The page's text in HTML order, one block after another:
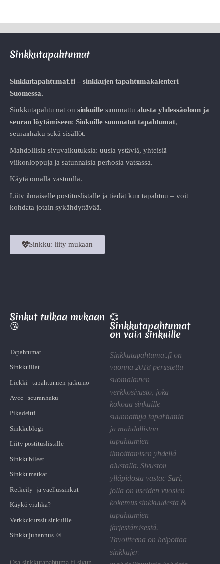
Sinkkutapahtumat
Sinkkutapahtumat.fi – sinkkujen tapahtumakalenteri
Suomessa.
Sinkkutapahtumat on sinkuille suunnattu alusta yhdessäoloon ja
seuran löytämiseen: Sinkuille suunnatut tapahtumat,
seuranhaku sekä sisällöt.
Mahdollisia sivuvaikutuksia: uusia ystäviä, yhteisiä
viikonloppuja ja satunnaisia perhosia vatsassa.
Käytä omalla vastuulla.
Liity ilmaiselle postituslistalle ja tiedät kun tapahtuu – voit
kohdata jotain sykähdyttävää.
Sinkku: liity mukaan
Sinkut tulkaa mukaan
😘
Tapahtumat
Sinkkuillat
Liekki - tapahtumien jatkumo
Avec - seuranhaku
Pikadeitti
Sinkkublogi
Liity postituslistalle
Sinkkubileet
Sinkkumatkat
Retkeily- ja vaellussinkut
Käykö viuhka?
Verkkokurssit sinkuille
Sinkkujuhannus ®
Osa sinkkutapahtuma.fi sivun
💞
Sinkkutapahtumat
on vain sinkuille
Sinkkutapahtumat.fi on
vuonna 2018 perustettu
suomalainen
verkkosivusto, joka
kokoaa sinkuille
suunnattuja tapahtumia
ja mahdollistaa
tapahtumien
ilmoittamisen yhdellä
alustalla. Sivuston
ylläpidosta vastaa Sari
jolla on useiden vuosien
kokemus sinkkuudesta &
tapahtumien
järjestämisestä.
Tavoitteena on helpottaa
sinkkujen